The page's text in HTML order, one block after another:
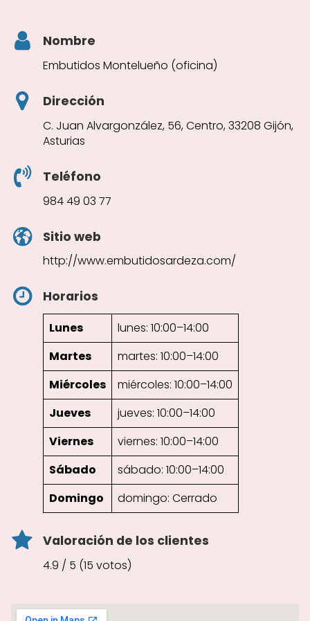
Nombre
Embutidos Montelueño (oficina)
Dirección
C. Juan Alvargonzález, 56, Centro, 33208 Gijón,
Asturias
Teléfono
984 49 03 77
Sitio web
http://www.embutidosardeza.com/
Horarios
Lunes
lunes: 10:00–14:00
Martes
martes: 10:00–14:00
Miércoles
miércoles: 10:00–14:00
Jueves
jueves: 10:00–14:00
Viernes
viernes: 10:00–14:00
Sábado
sábado: 10:00–14:00
Domingo
domingo: Cerrado
Valoración de los clientes
4.9 / 5 (15 votos)